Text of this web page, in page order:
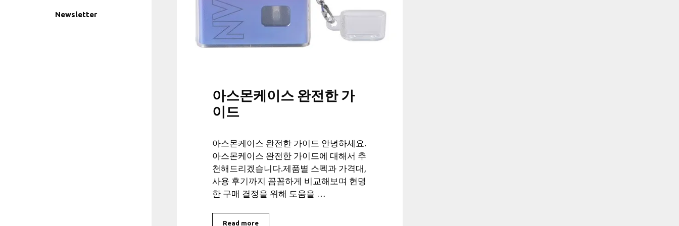
Newsletter
아스몬케이스 완전한 가
이드
아스몬케이스 완전한 가이드 안녕하세요.
아스몬케이스 완전한 가이드에 대해서 추
천해드리겠습니다.제품별 스펙과 가격대,
사용 후기까지 꼼꼼하게 비교해보며 현명
한 구매 결정을 위해 도움을 …
Read more